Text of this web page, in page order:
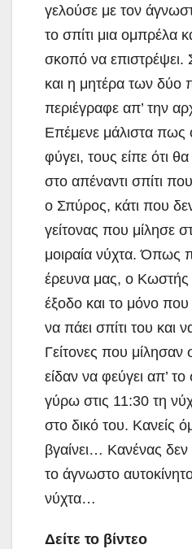
γελούσε με τον
το σπίτι μια ομπρέλα
σκοπό να επιστρέψει.
και η μητέρα των δύο
περιέγραφε απ’ την
Επέμενε μάλιστα
φύγει, τους είπε ότι
στο απέναντι σπίτι
ο Σπύρος, κάτι που
γείτονας που μίλησε
μοιραία νύχτα. Όπως
έρευνα μας, ο Κωστής
έξοδο και το μόνο που
να πάει σπίτι του και
Γείτονες που
είδαν να φεύγει απ’ το
γύρω στις 11:30 τη
στο δικό του. Κανείς
βγαίνει… Κανένας δεν
το άγνωστο
νύχτα…
Δείτε το βίντεο